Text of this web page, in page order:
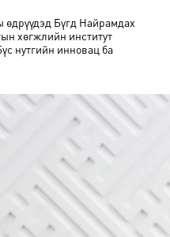
өдрүүдэд Бүгд Найрамдах
хөгжлийн институт
нутгийн инновац ба